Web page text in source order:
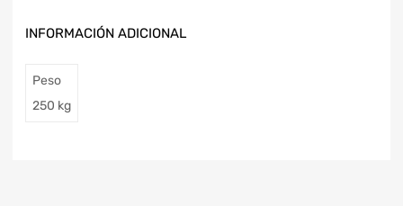
INFORMACIÓN ADICIONAL
Peso
250 kg